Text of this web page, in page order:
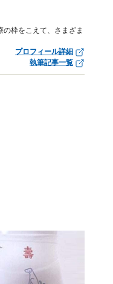
枠をこえて、さまざま
プロフィール詳細
執筆記事一覧